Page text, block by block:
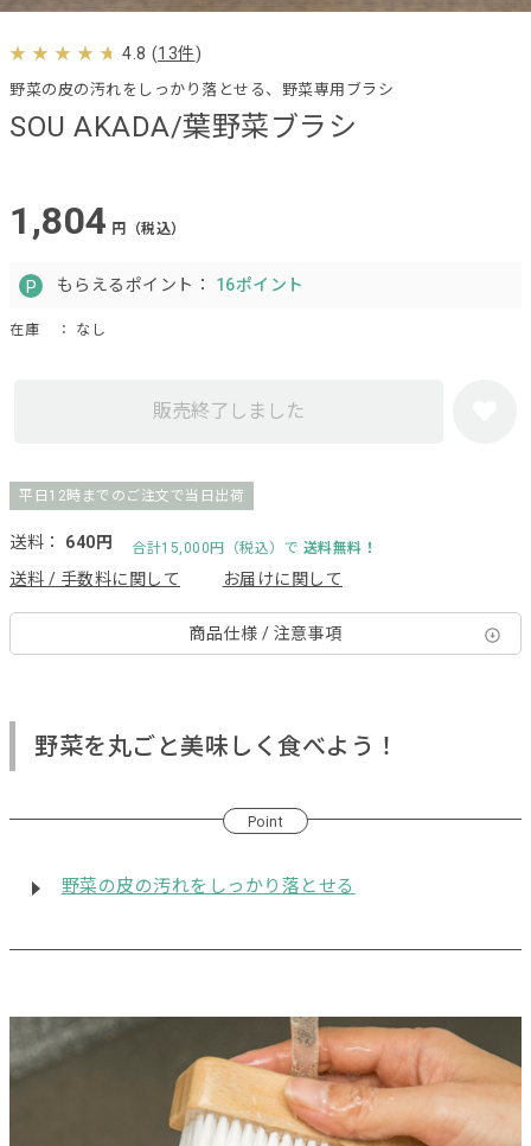
SOU AKADA/葉野菜ブラシ
野菜の皮の汚れをしっかり落とせる、野菜専用ブラシ
4.8 (13件)
1,804 円（税込）
もらえるポイント： 16ポイント
在庫 ： なし
販売終了しました
平日12時までのご注文で当日出荷
送料： 640円 合計15,000円（税込）で 送料無料！
送料 / 手数料に関して お届けに関して
商品仕様 / 注意事項
野菜を丸ごと美味しく食べよう！
Point
野菜の皮の汚れをしっかり落とせる